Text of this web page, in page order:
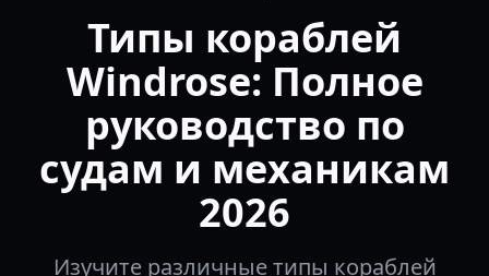
Типы кораблей
Windrose: Полное
руководство по
судам и механикам
2026
Изучите различные типы кораблей